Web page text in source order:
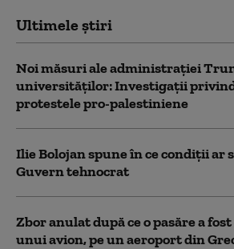
Ultimele știri
Noi măsuri ale administrației
universităților: Investigații
protestele pro-palestiniene
Ilie Bolojan spune în ce condiții ar
Guvern tehnocrat
Zbor anulat după ce o pasăre a
unui avion, pe un aeroport din